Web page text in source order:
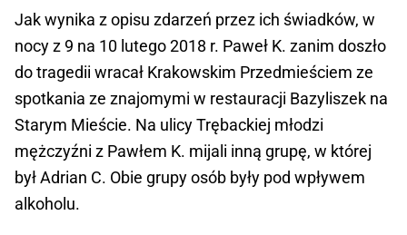
Jak wynika z opisu zdarzeń przez ich świadków, w
nocy z 9 na 10 lutego 2018 r. Paweł K. zanim doszło
do tragedii wracał Krakowskim Przedmieściem ze
spotkania ze znajomymi w restauracji Bazyliszek na
Starym Mieście. Na ulicy Trębackiej młodzi
mężczyźni z Pawłem K. mijali inną grupę, w której
był Adrian C. Obie grupy osób były pod wpływem
alkoholu.